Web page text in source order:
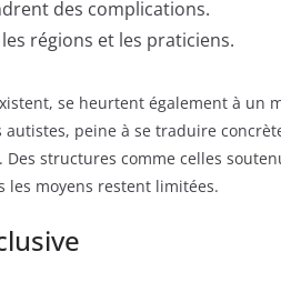
des complications.
régions et les praticiens.
se heurtent également à
peine à se traduire
structures comme celles
les moyens restent limitées.